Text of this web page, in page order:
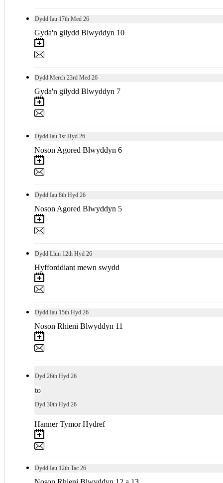
Dydd Iau 17th Med 26
Gyda'n gilydd Blwyddyn 10
Dydd Merch 23rd Med 26
Gyda'n gilydd Blwyddyn 7
Dydd Iau 1st Hyd 26
Noson Agored Blwyddyn 6
Dydd Iau 8th Hyd 26
Noson Agored Blwyddyn 5
Dydd Llun 12th Hyd 26
Hyfforddiant mewn swydd
Dydd Iau 15th Hyd 26
Noson Rhieni Blwyddyn 11
Dyd 26th Hyd 26
to
Dyd 30th Hyd 26
Hanner Tymor Hydref
Dydd Iau 12th Tac 26